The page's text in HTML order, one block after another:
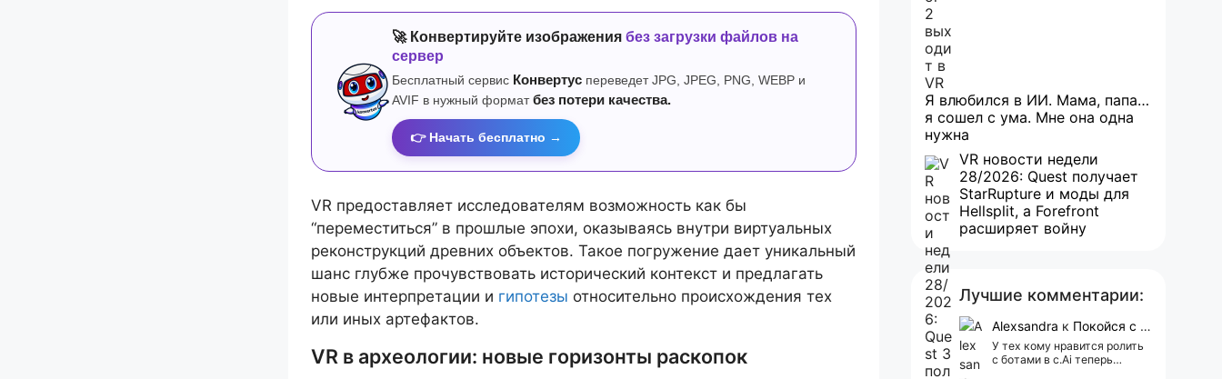
🚀 Конвертируйте изображения без загрузки файлов на
сервер
Бесплатный сервис Конвертус переведет JPG, JPEG, PNG, WEBP и
AVIF в нужный формат без потери качества.
👉 Начать бесплатно →
VR предоставляет исследователям возможность как бы
“переместиться” в прошлые эпохи, оказываясь внутри виртуальных
реконструкций древних объектов. Такое погружение дает уникальный
шанс глубже прочувствовать исторический контекст и предлагать
новые интерпретации и гипотезы относительно происхождения тех
или иных артефактов.
VR в археологии: новые горизонты раскопок
Я влюбился в ИИ. Мама, папа…
я сошел с ума. Мне она одна
нужна
VR новости недели
28/2026: Quest получает
StarRupture и моды для
Hellsplit, а Forefront
расширяет войну
Лучшие комментарии:
Alexsandra к Покойся с миром, Character.AI. Тебя убили собственные разработчики
У тех кому нравится ролить
с ботами в c.Ai теперь